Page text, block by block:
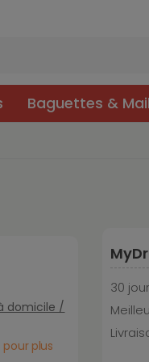
Baguettes &
domicile /
plus
30